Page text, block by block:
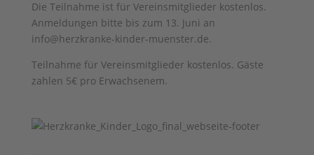
Die Teilnahme ist für Vereinsmitglieder kostenlos.
Anmeldungen bitte bis zum 13. Juni an
info@herzkranke-kinder-muenster.de.
Teilnahme für Vereinsmitglieder kostenlos. Gäste
zahlen 5€ pro Erwachsenem.